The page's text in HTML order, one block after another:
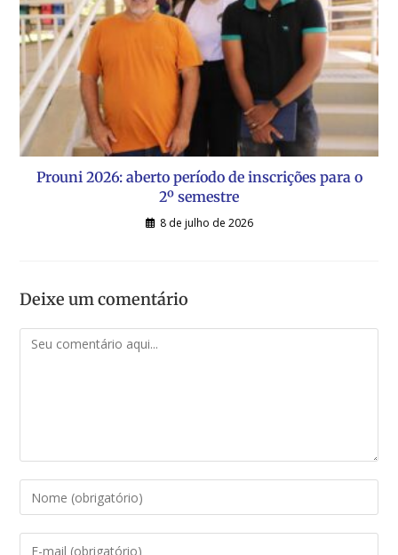
Prouni 2026: aberto período de inscrições para o
2º semestre
8 de julho de 2026
Deixe um comentário